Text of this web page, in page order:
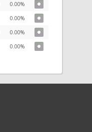
0.00%
0.00%
0.00%
0.00%